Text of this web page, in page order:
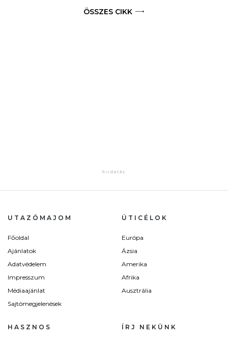
ÖSSZES CIKK
UTAZÓMAJOM
Főoldal
Ajánlatok
Adatvédelem
Impresszum
Médiaajánlat
Sajtómegjelenések
ÚTICÉLOK
Európa
Ázsia
Amerika
Afrika
Ausztrália
HASZNOS ÍRJ NEKÜNK